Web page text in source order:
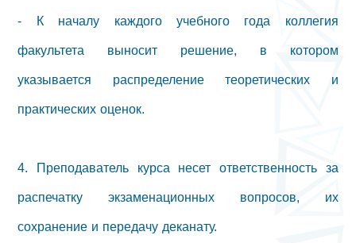
- К началу каждого учебного года коллегия
факультета выносит решение, в котором
указывается распределение теоретических и
практических оценок.
4. Преподаватель курса несет ответственность за
распечатку экзаменационных вопросов, их
сохранение и передачу деканату.